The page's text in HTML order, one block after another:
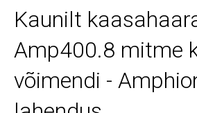
Kaunilt
Amp400.8 mitme
võimendi -